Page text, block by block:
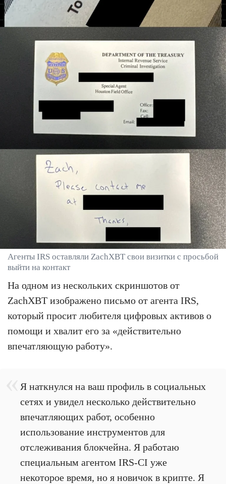
Агенты IRS оставляли ZachXBT свои визитки с просьбой
выйти на контакт
На одном из нескольких скриншотов от
ZachXBT изображено письмо от агента IRS,
который просит любителя цифровых активов о
помощи и хвалит его за «действительно
впечатляющую работу».
Я наткнулся на ваш профиль в социальных
сетях и увидел несколько действительно
впечатляющих работ, особенно
использование инструментов для
отслеживания блокчейна. Я работаю
специальным агентом IRS-CI уже
некоторое время, но я новичок в крипте. Я